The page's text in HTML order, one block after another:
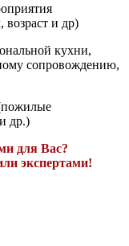
и др)
кухни,
сопровождению,
др.)
для Вас?
экспертами!